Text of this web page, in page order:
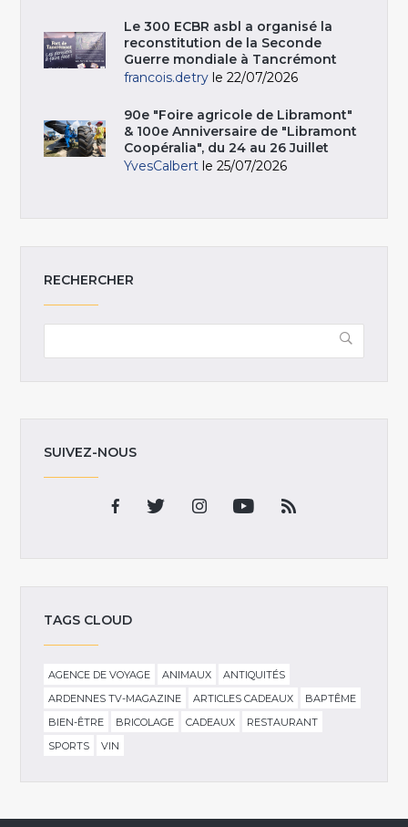
Le 300 ECBR asbl a organisé la
reconstitution de la Seconde
Guerre mondiale à Tancrémont
francois.detry le 22/07/2026
90e "Foire agricole de Libramont"
& 100e Anniversaire de "Libramont
Coopéralia", du 24 au 26 Juillet
YvesCalbert le 25/07/2026
RECHERCHER
SUIVEZ-NOUS
TAGS CLOUD
AGENCE DE VOYAGE ANIMAUX
ANTIQUITÉS
ARDENNES TV-MAGAZINE
ARTICLES CADEAUX
BAPTÊME
BIEN-ÊTRE
BRICOLAGE CADEAUX
RESTAURANT
SPORTS
VIN